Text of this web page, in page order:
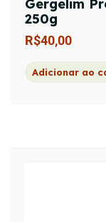
Gergelim
250g
R$40,00
Adicionar ao